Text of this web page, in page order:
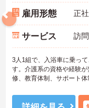
雇用形態 正
サービス 訪
3人1組で、入浴車に乗っ
す。介護系の資格や経験
修、教育体制、サポート体
すのでお気軽にお問い合